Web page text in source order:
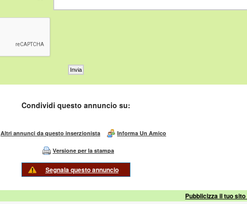
Condividi questo annuncio su:
Altri annunci da questo inserzionista Informa Un Amico
Versione per la stampa
Segnala questo annuncio
Pubblicizza il tuo sito